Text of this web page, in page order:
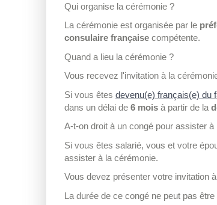
Qui organise la cérémonie ?
La cérémonie est organisée par le
consulaire française compétente.
Quand a lieu la cérémonie ?
Vous recevez l'invitation à la
Si vous êtes devenu(e) français(e) du
dans un délai de 6 mois à partir de la
A-t-on droit à un congé pour assister à
Si vous êtes salarié, vous et votre
assister à la cérémonie.
Vous devez présenter votre invitation
La durée de ce congé ne peut pas